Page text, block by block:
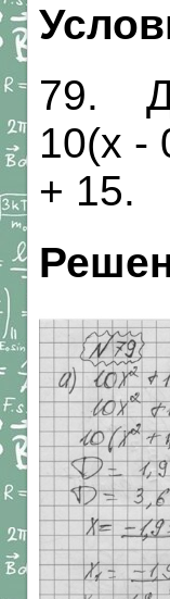
79.
10(х -
+ 15.